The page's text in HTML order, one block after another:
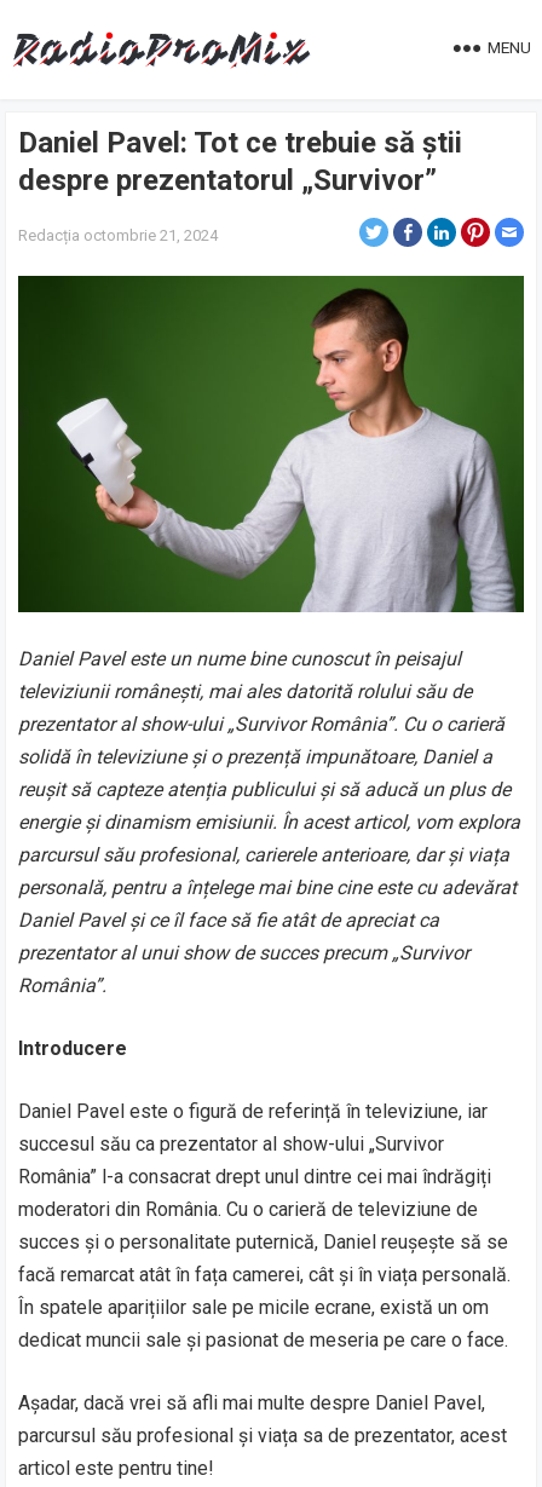
MENU
Daniel Pavel: Tot ce trebuie să știi
despre prezentatorul „Survivor”
Redacția octombrie 21, 2024
Daniel Pavel este un nume bine cunoscut în peisajul
televiziunii românești, mai ales datorită rolului său de
prezentator al show-ului „Survivor România”. Cu o carieră
solidă în televiziune și o prezență impunătoare, Daniel a
reușit să capteze atenția publicului și să aducă un plus de
energie și dinamism emisiunii. În acest articol, vom explora
parcursul său profesional, carierele anterioare, dar și viața
personală, pentru a înțelege mai bine cine este cu adevărat
Daniel Pavel și ce îl face să fie atât de apreciat ca
prezentator al unui show de succes precum „Survivor
România”.
Introducere
Daniel Pavel este o figură de referință în televiziune, iar
succesul său ca prezentator al show-ului „Survivor
România” l-a consacrat drept unul dintre cei mai îndrăgiți
moderatori din România. Cu o carieră de televiziune de
succes și o personalitate puternică, Daniel reușește să se
facă remarcat atât în fața camerei, cât și în viața personală.
În spatele aparițiilor sale pe micile ecrane, există un om
dedicat muncii sale și pasionat de meseria pe care o face.
Așadar, dacă vrei să afli mai multe despre Daniel Pavel,
parcursul său profesional și viața sa de prezentator, acest
articol este pentru tine!